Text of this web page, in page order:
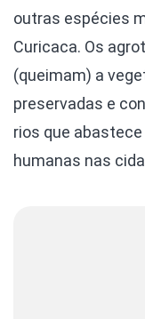
outras espécies
Curicaca. Os
(queimam) a
preservadas e
rios que
humanas nas